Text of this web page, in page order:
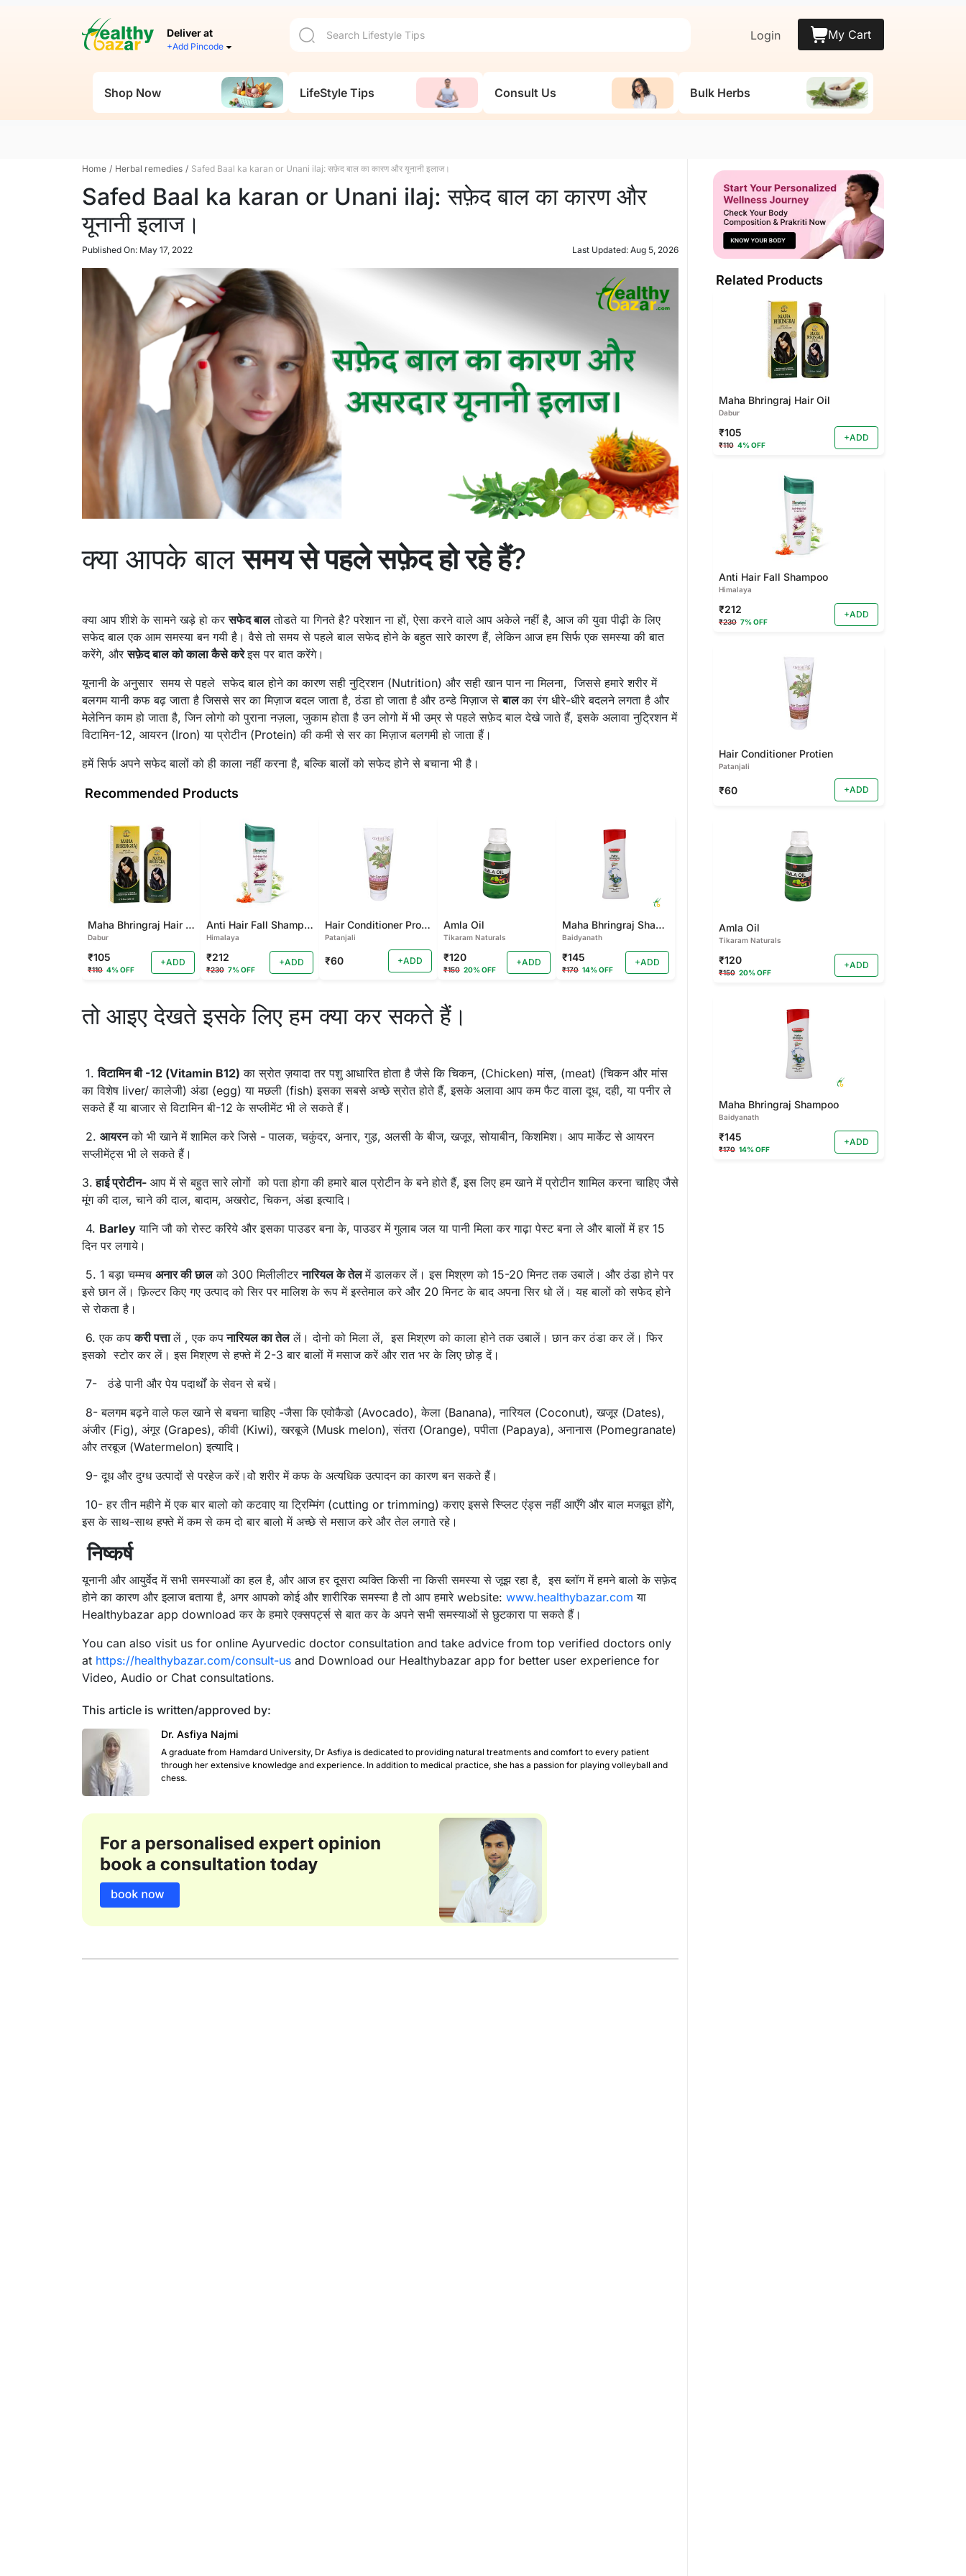
Deliver at
+Add Pincode
Login My Cart
Shop Now LifeStyle Tips Consult Us Bulk Herbs
Home / Herbal remedies / Safed Baal ka karan or Unani ilaj: सफ़ेद बाल का कारण और यूनानी इलाज।
Safed Baal ka karan or Unani ilaj: सफ़ेद बाल का कारण और
यूनानी इलाज।
Published On: May 17, 2022 Last Updated: Aug 5, 2026
क्या आपके बालसमय से पहले सफ़ेद हो रहे हैं?
क्या आप शीशे के सामने खड़े हो करसफेद बालतोडते या गिनते है? परेशान ना हों, ऐसा करने वाले आप अकेले नहीं है, आज की युवा पीढ़ी के लिए
सफेद बाल एक आम समस्या बन गयी है। वैसे तो समय से पहले बाल सफेद होने के बहुत सारे कारण हैं, लेकिन आज हम सिर्फ एक समस्या की बात
करेंगे, औरसफ़ेद बाल को काला कैसे करेइस पर बात करेंगे।
यूनानी के अनुसार समय से पहले सफेद बाल होने का कारण सही नुट्रिशन (Nutrition) और सही खान पान ना मिलना, जिससे हमारे शरीर में
बलगम यानी कफ बढ़ जाता है जिससे सर का मिज़ाज बदल जाता है, ठंडा हो जाता है और ठन्डे मिज़ाज सेबालका रंग धीरे-धीरे बदलने लगता है और
मेलेनिन काम हो जाता है, जिन लोगो को पुराना नज़ला, जुकाम होता है उन लोगो में भी उम्र से पहले सफ़ेद बाल देखे जाते हैं, इसके अलावा नुट्रिशन में
विटामिन-12, आयरन (Iron) या प्रोटीन (Protein) की कमी से सर का मिज़ाज बलगमी हो जाता हैं।
हमें सिर्फ अपने सफेद बालों को ही काला नहीं करना है, बल्कि बालों को सफेद होने से बचाना भी है।
Recommended Products
Maha Bhringraj Hair Oil
Dabur
₹105
₹110 4% OFF
+ADD
Anti Hair Fall Shampoo
Himalaya
₹212
₹230 7% OFF
+ADD
Hair Conditioner Protien
Patanjali
₹60 +ADD
Amla Oil
Tikaram Naturals
₹120
₹150 20% OFF
+ADD
Maha Bhringraj Shampoo
Baidyanath
₹145
₹170 14% OFF
+ADD
तो आइए देखते इसके लिए हम क्या कर सकते हैं।
1.विटामिन बी -12 (Vitamin B12) का स्रोत ज़यादा तर पशु आधारित होता है जैसे कि चिकन, (Chicken) मांस, (meat) (चिकन और मांस
का विशेष liver/ कालेजी) अंडा (egg) या मछली (fish) इसका सबसे अच्छे स्रोत होते हैं, इसके अलावा आप कम फैट वाला दूध, दही, या पनीर ले
सकते हैं या बाजार से विटामिन बी-12 के सप्लीमेंट भी ले सकते हैं।
2. आयरनको भी खाने में शामिल करे जिसे - पालक, चकुंदर, अनार, गुड़, अलसी के बीज, खजूर, सोयाबीन, किशमिश। आप मार्केट से आयरन
सप्लीमेंट्स भी ले सकते हैं।
3. हाई प्रोटीन- आप में से बहुत सारे लोगों को पता होगा की हमारे बाल प्रोटीन के बने होते हैं, इस लिए हम खाने में प्रोटीन शामिल करना चाहिए जैसे
मूंग की दाल, चाने की दाल, बादाम, अखरोट, चिकन, अंडा इत्यादि।
4. Barley यानि जौ को रोस्ट करिये और इसका पाउडर बना के, पाउडर में गुलाब जल या पानी मिला कर गाढ़ा पेस्ट बना ले और बालों में हर 15
दिन पर लगाये।
5. 1 बड़ा चम्मच अनार की छालको 300 मिलीलीटरनारियल के तेलमें डालकर लें। इस मिश्रण को 15-20 मिनट तक उबालें। और ठंडा होने पर
इसे छान लें। फ़िल्टर किए गए उत्पाद को सिर पर मालिश के रूप में इस्तेमाल करे और 20 मिनट के बाद अपना सिर धो लें। यह बालों को सफेद होने
से रोकता है।
6. एक कपकरी पत्तालें , एक कपनारियल का तेललें। दोनो को मिला लें, इस मिश्रण को काला होने तक उबालें। छान कर ठंडा कर लें। फिर
इसको स्टोर कर लें। इस मिश्रण से हफ्ते में 2-3 बार बालों में मसाज करें और रात भर के लिए छोड़ दें।
7- ठंडे पानी और पेय पदार्थों के सेवन से बचें।
8- बलगम बढ़ने वाले फल खाने से बचना चाहिए -जैसा कि एवोकैडो (Avocado), केला (Banana), नारियल (Coconut), खजूर (Dates),
अंजीर (Fig), अंगूर (Grapes), कीवी (Kiwi), खरबूजे (Musk melon), संतरा (Orange), पपीता (Papaya), अनानास (Pomegranate)
और तरबूज (Watermelon) इत्यादि।
9- दूध और दुग्ध उत्पादों से परहेज करें।वोे शरीर में कफ के अत्यधिक उत्पादन का कारण बन सकते हैं।
10- हर तीन महीने में एक बार बालो को कटवाए या ट्रिम्मिंग (cutting or trimming) कराए इससे स्प्लिट एंड्स नहीं आएँगे और बाल मजबूत होंगे,
इस के साथ-साथ हफ्ते में कम से कम दो बार बालो में अच्छे से मसाज करे और तेल लगाते रहे।
निष्कर्ष
यूनानी और आयुर्वेद में सभी समस्याओं का हल है, और आज हर दूसरा व्यक्ति किसी ना किसी समस्या से जूझ रहा है, इस ब्लॉग में हमने बालो के सफ़ेद
होने का कारण और इलाज बताया है, अगर आपको कोई और शारीरिक समस्या है तो आप हमारे website: www.healthybazar.com या
Healthybazar app download कर के हमारे एक्सपर्ट्स से बात कर के अपने सभी समस्याओं से छुटकारा पा सकते हैं।
You can also visit us for online Ayurvedic doctor consultation and take advice from top verified doctors only
at https://healthybazar.com/consult-us and Download our Healthybazar app for better user experience for
Video, Audio or Chat consultations.
This article is written/approved by:
Dr. Asfiya Najmi
A graduate from Hamdard University, Dr Asfiya is dedicated to providing natural treatments and comfort to every patient
through her extensive knowledge and experience. In addition to medical practice, she has a passion for playing volleyball and
chess.
Related Products
Maha Bhringraj Hair Oil
Dabur
₹105
₹110 4% OFF
+ADD
Anti Hair Fall Shampoo
Himalaya
₹212
₹230 7% OFF
+ADD
Hair Conditioner Protien
Patanjali
₹60 +ADD
Amla Oil
Tikaram Naturals
₹120
₹150 20% OFF
+ADD
Maha Bhringraj Shampoo
Baidyanath
₹145
₹170 14% OFF
+ADD